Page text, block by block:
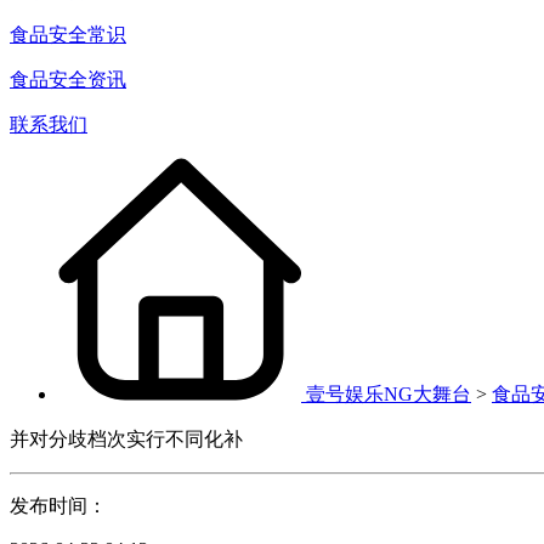
食品安全常识
食品安全资讯
联系我们
壹号娱乐NG大舞台 > 食品
并对分歧档次实行不同化补
发布时间：